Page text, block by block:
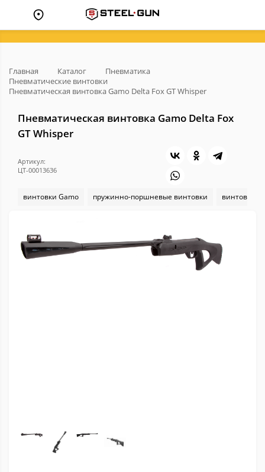
Главная Каталог
Пневматика
Пневматические винтовки
Пневматическая винтовка Gamo Delta Fox GT Whisper
Пневматическая винтовка Gamo Delta Fox
GT Whisper
Артикул:
ЦТ-00013636
винтовки Gamo пружинно-поршневые винтовки винтовки